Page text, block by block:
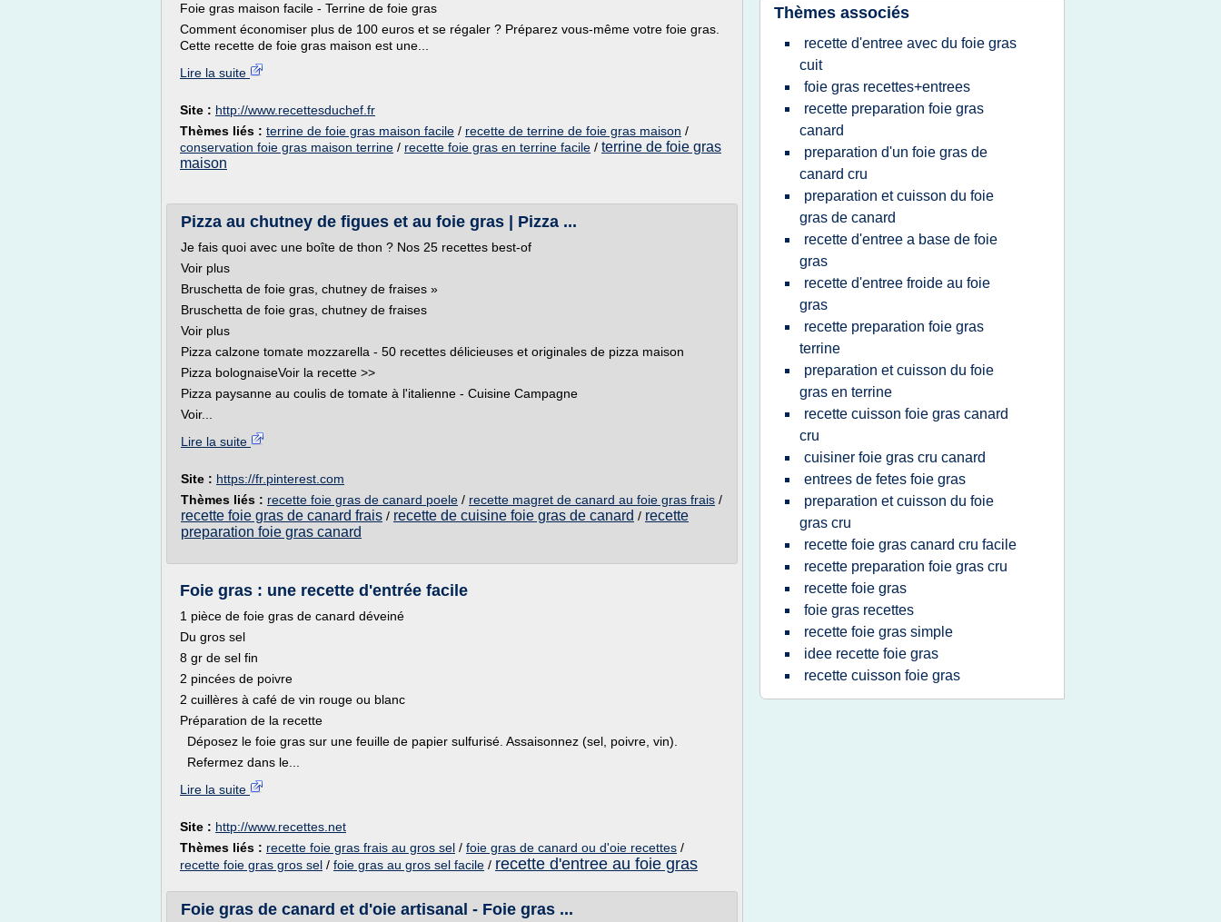
Foie gras maison facile - Terrine de foie gras
Comment économiser plus de 100 euros et se régaler ? Préparez vous-même votre foie gras.
Cette recette de foie gras maison est une...
Lire la suite
Site : http://www.recettesduchef.fr
Thèmes liés : terrine de foie gras maison facile / recette de terrine de foie gras maison /
conservation foie gras maison terrine / recette foie gras en terrine facile / terrine de foie gras
maison
Pizza au chutney de figues et au foie gras | Pizza ...
Je fais quoi avec une boîte de thon ? Nos 25 recettes best-of
Voir plus
Bruschetta de foie gras, chutney de fraises »
Bruschetta de foie gras, chutney de fraises
Voir plus
Pizza calzone tomate mozzarella - 50 recettes délicieuses et originales de pizza maison
Pizza bolognaiseVoir la recette >>
Pizza paysanne au coulis de tomate à l'italienne - Cuisine Campagne
Voir...
Lire la suite
Site : https://fr.pinterest.com
Thèmes liés : recette foie gras de canard poele / recette magret de canard au foie gras frais /
recette foie gras de canard frais / recette de cuisine foie gras de canard / recette
preparation foie gras canard
Foie gras : une recette d'entrée facile
1 pièce de foie gras de canard déveiné
Du gros sel
8 gr de sel fin
2 pincées de poivre
2 cuillères à café de vin rouge ou blanc
Préparation de la recette
Déposez le foie gras sur une feuille de papier sulfurisé. Assaisonnez (sel, poivre, vin).
Refermez dans le...
Lire la suite
Site : http://www.recettes.net
Thèmes liés : recette foie gras frais au gros sel / foie gras de canard ou d'oie recettes /
recette foie gras gros sel / foie gras au gros sel facile / recette d'entree au foie gras
Foie gras de canard et d'oie artisanal - Foie gras ...
Thèmes associés
recette d'entree avec du foie gras
cuit
foie gras recettes+entrees
recette preparation foie gras
canard
preparation d'un foie gras de
canard cru
preparation et cuisson du foie
gras de canard
recette d'entree a base de foie
gras
recette d'entree froide au foie
gras
recette preparation foie gras
terrine
preparation et cuisson du foie
gras en terrine
recette cuisson foie gras canard
cru
cuisiner foie gras cru canard
entrees de fetes foie gras
preparation et cuisson du foie
gras cru
recette foie gras canard cru facile
recette preparation foie gras cru
recette foie gras
foie gras recettes
recette foie gras simple
idee recette foie gras
recette cuisson foie gras